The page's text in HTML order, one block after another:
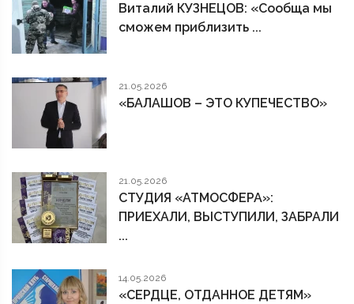
Виталий КУЗНЕЦОВ: «Сообща мы
сможем приблизить ...
21.05.2026
«БАЛАШОВ – ЭТО КУПЕЧЕСТВО»
21.05.2026
СТУДИЯ «АТМОСФЕРА»:
ПРИЕХАЛИ, ВЫСТУПИЛИ, ЗАБРАЛИ
...
14.05.2026
«СЕРДЦЕ, ОТДАННОЕ ДЕТЯМ»